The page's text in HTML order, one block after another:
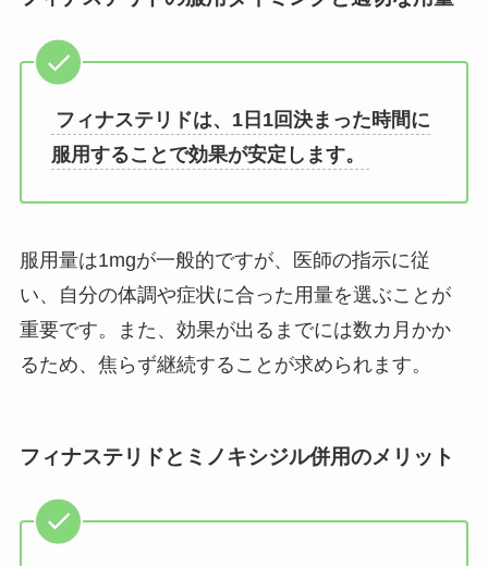
フィナステリドは、1日1回決まった時間に
服用することで効果が安定します。
服用量は1mgが一般的ですが、医師の指示に従
い、自分の体調や症状に合った用量を選ぶことが
重要です。また、効果が出るまでには数カ月かか
るため、焦らず継続することが求められます。
フィナステリドとミノキシジル併用のメリット